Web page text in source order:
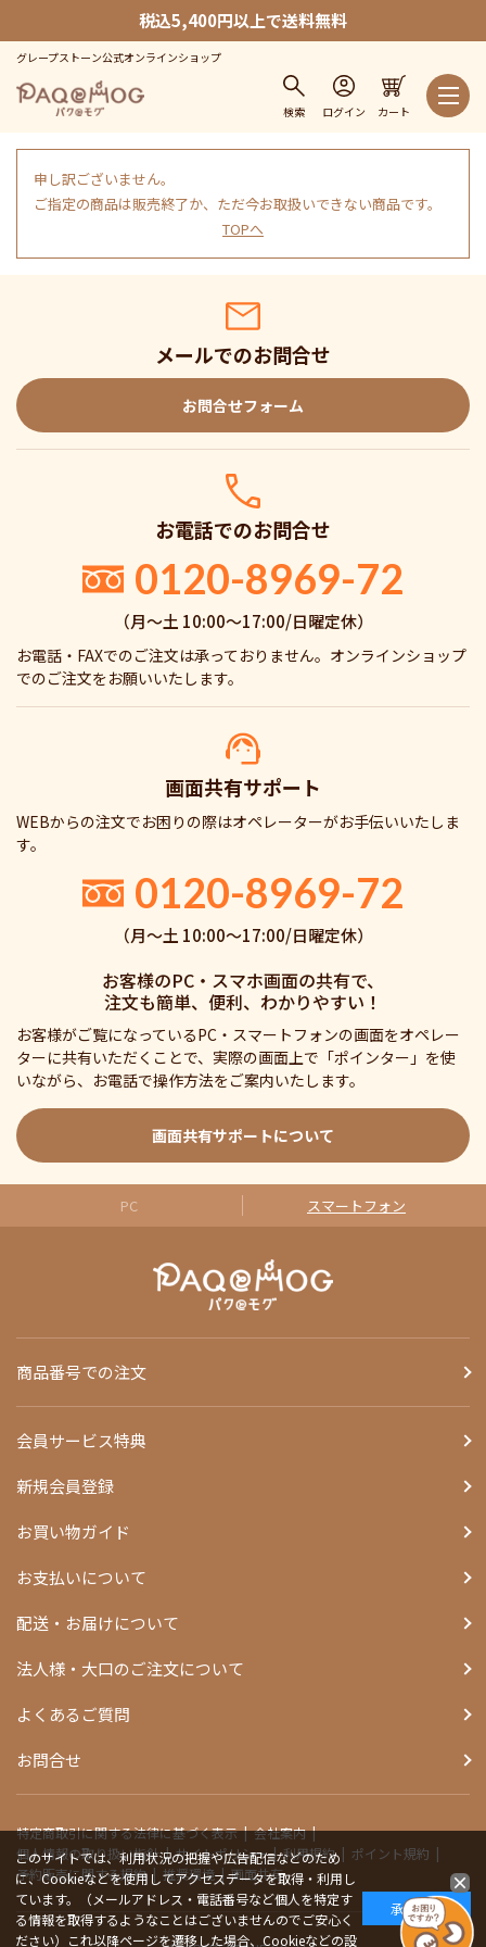
税込5,400円以上で送料無料
グレープストーン公式オンラインショップ
検索 ログイン カート
申し訳ございません。
ご指定の商品は販売終了か、ただ今お取扱いできない商品です。
TOPへ
メールでのお問合せ
お問合せフォーム
お電話でのお問合せ
0120-8969-72
（月〜土 10:00〜17:00/日曜定休）
お電話・FAXでのご注文は承っておりません。オンラインショップ
でのご注文をお願いいたします。
画面共有サポート
WEBからの注文でお困りの際はオペレーターがお手伝いいたしま
す。
0120-8969-72
（月〜土 10:00〜17:00/日曜定休）
お客様のPC・スマホ画面の共有で、
注文も簡単、便利、わかりやすい！
お客様がご覧になっているPC・スマートフォンの画面をオペレー
ターに共有いただくことで、実際の画面上で「ポインター」を使
いながら、お電話で操作方法をご案内いたします。
画面共有サポートについて
PC スマートフォン
商品番号での注文
会員サービス特典
新規会員登録
お買い物ガイド
お支払いについて
配送・お届けについて
法人様・大口のご注文について
よくあるご質問
お問合せ
特定商取引に関する法律に基づく表示
会社案内
個人情報の取り扱い指針
サイトポリシー 利用規約
ポイント規約
予約販売に関する規約
推奨環境 画面共有
このサイトでは、利用状況の把握や広告配信などのため
に、Cookieなどを使用してアクセスデータを取得・利用し
ています。（メールアドレス・電話番号など個人を特定す
る情報を取得するようなことはございませんのでご安心く
ださい）これ以降ページを遷移した場合、Cookieなどの設
承諾する